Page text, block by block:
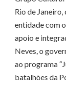
Rio de
entidade com
apoio e
Neves, o
ao programa
batalhões da